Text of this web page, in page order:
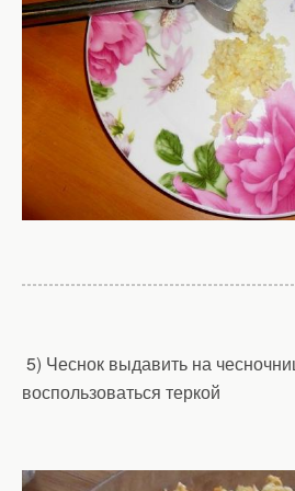
5) Чеснок выдавить на
воспользоваться теркой